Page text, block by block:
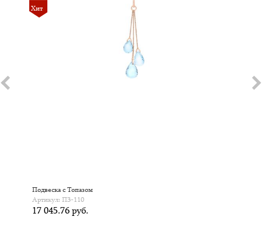
Хит
Подвеска с Топазом
Артикул: П3-110
17 045.76 руб.